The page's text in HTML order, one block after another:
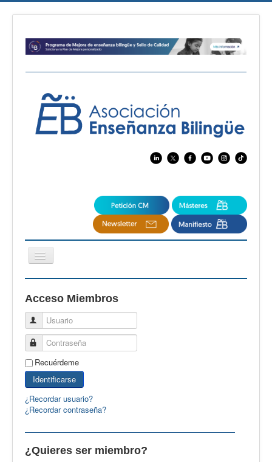
Cambiar
navegación
CertAcleB
Profesores Visitantes
Calidad
Artículos
Recursos
Observatorio EB
CIEB
Contacto
Acceso Miembros
Usuario
Contraseña
Recuérdeme
Identificarse
¿Recordar usuario?
¿Recordar contraseña?
¿Quieres ser miembro?